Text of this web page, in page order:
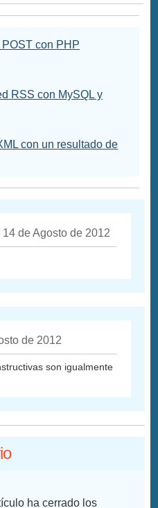
con PHP
RSS con MySQL y
con un resultado de
de Agosto de 2012
de 2012
son igualmente
ha cerrado los